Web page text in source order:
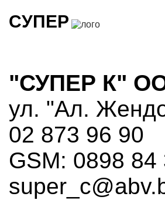
СУПЕР
"СУПЕР К"
ул. "Ал.
02 873 96 90
GSM: 0898